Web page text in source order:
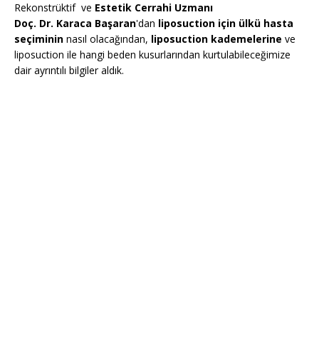
Rekonstrüktif ve Estetik Cerrahi Uzmanı
Doç. Dr. Karaca Başaran'dan liposuction için ülkü hasta
seçiminin nasıl olacağından, liposuction kademelerine ve
liposuction ile hangi beden kusurlarından kurtulabileceğimize
dair ayrıntılı bilgiler aldık.